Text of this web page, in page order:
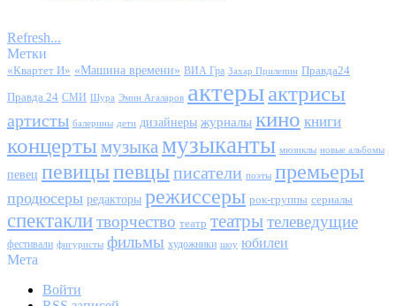
Refresh...
Метки
«Квартет И» «Машина времени» ВИА Гра Захар Прилепин Правда24
Правда 24 СМИ Шура Эмин Агаларов актерыактрисы
артисты балерины дети дизайнеры журналы кино книги
концерты музыка музыканты мюзиклы новые альбомы
певец певицыпевцыписатели поэты премьеры
продюсеры редакторы режиссеры рок-группы сериалы
спектаклитворчество театр театрытелеведущие
фестивали фигуристы фильмы художники шоу юбилеи
Мета
Войти